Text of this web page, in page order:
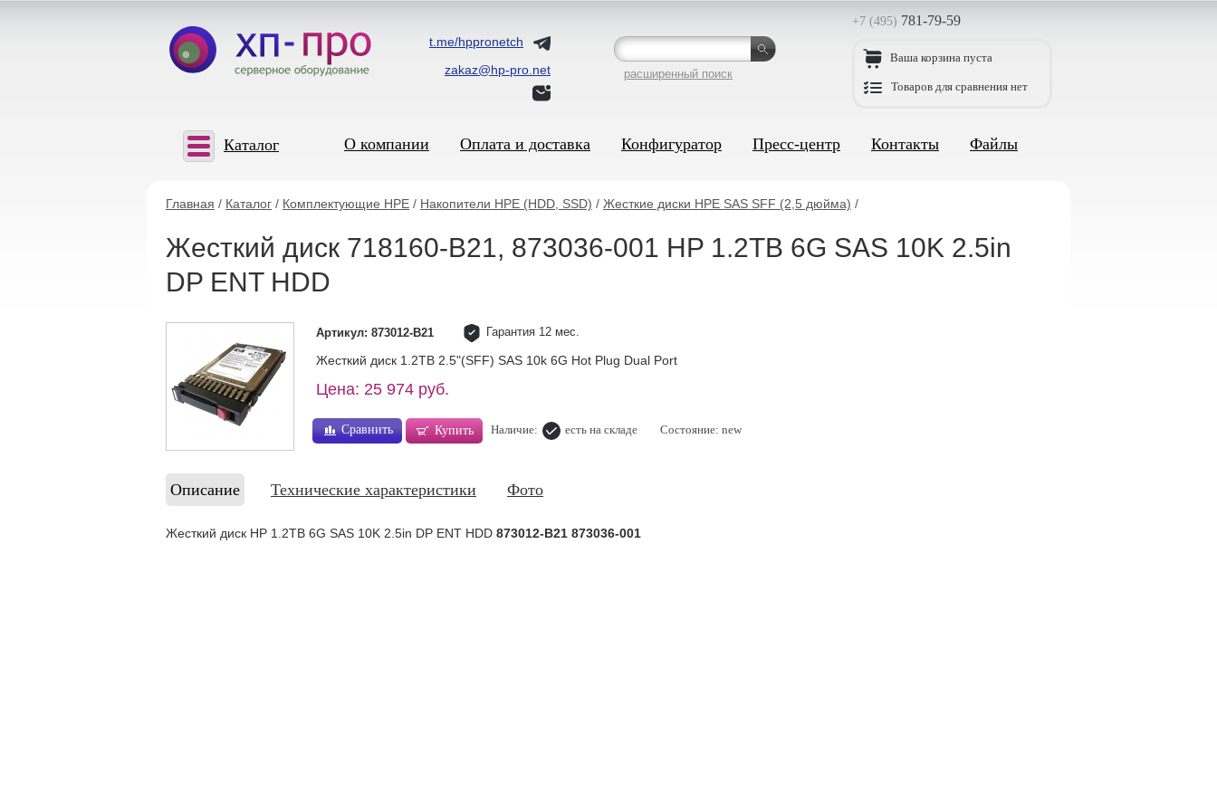
t.me/hppronetch
zakaz@hp-pro.net
расширенный поиск
+7 (495) 781-79-59
Ваша корзина пуста
Товаров для сравнения нет
Каталог О компании Оплата и доставка Конфигуратор Пресс-центр Контакты Файлы
Главная / Каталог / Комплектующие HPE / Накопители HPE (HDD, SSD) / Жесткие диски HPE SAS SFF (2,5 дюйма) /
Жесткий диск 718160-B21, 873036-001 HP 1.2TB 6G SAS 10K 2.5in
DP ENT HDD
Артикул: 873012-B21 Гарантия 12 мес.
Жесткий диск 1.2TB 2.5"(SFF) SAS 10k 6G Hot Plug Dual Port
Цена: 25 974 руб.
Сравнить Купить Наличие: есть на складе Состояние: new
Описание Технические характеристики Фото
Жесткий диск HP 1.2TB 6G SAS 10K 2.5in DP ENT HDD 873012-B21 873036-001